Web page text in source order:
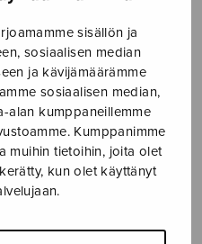
sisällön ja
sosiaalisen median
ja kävijämäärämme
sosiaalisen median,
alan kumppaneillemme
Kumppanimme
muihin tietoihin, joita olet
kun olet käyttänyt
Festival & Commemoration
Sentences